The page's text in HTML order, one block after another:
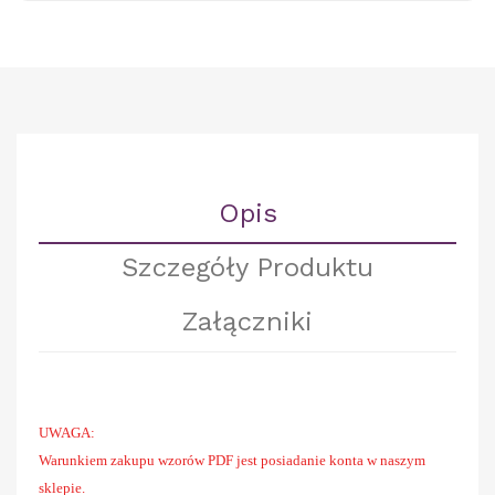
Opis
Szczegóły Produktu
Załączniki
UWAGA:
Warunkiem zakupu wzorów PDF jest posiadanie konta w naszym
sklepie.